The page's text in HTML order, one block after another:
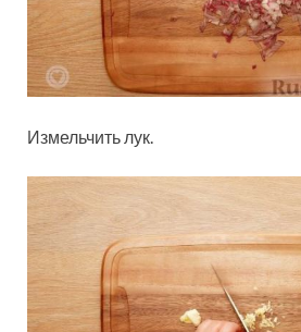
Измельчить лук.